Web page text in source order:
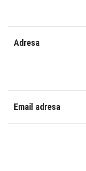
Adresa
Email adresa